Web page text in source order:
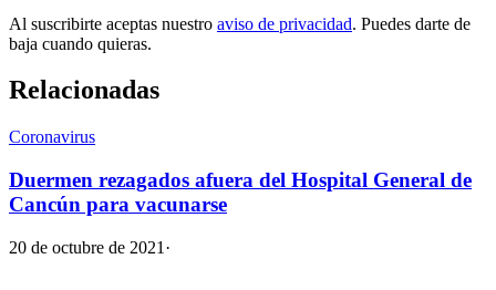
Al suscribirte aceptas nuestro aviso de privacidad. Puedes darte de
baja cuando quieras.
Relacionadas
Coronavirus
Duermen rezagados afuera del Hospital General de
Cancún para vacunarse
20 de octubre de 2021 ·